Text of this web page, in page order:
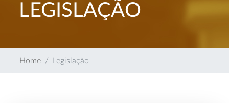
LEGISLAÇÃO
Home Legislação